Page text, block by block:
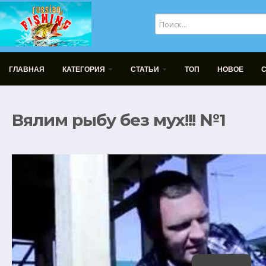
ГЛАВНАЯ КАТЕГОРИЯ СТАТЬИ ТОП НОВОЕ
Вялим рыбу без мух!!! №1